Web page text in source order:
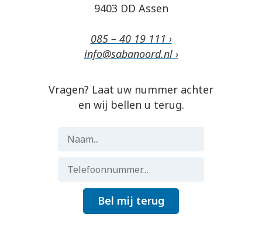
9403 DD Assen
085 – 40 19 111 ›
info@sabanoord.nl ›
Vragen? Laat uw nummer achter
en wij bellen u terug.
Bel mij terug